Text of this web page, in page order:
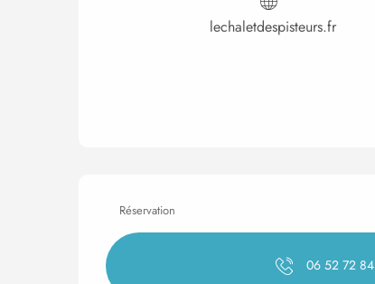
lechaletdespisteurs.fr
Réservation
06 52 72 84